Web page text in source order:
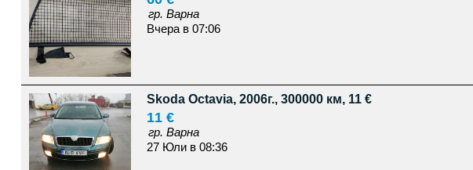
гр. Варна
Вчера в 07:06
Skoda Octavia, 2006г., 300000 км, 11 €
11 €
гр. Варна
27 Юли в 08:36